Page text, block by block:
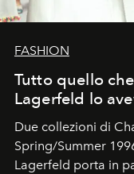
FASHION
Tutto quello
Lagerfeld lo
Due collezioni di
Spring/Summer
Lagerfeld porta in